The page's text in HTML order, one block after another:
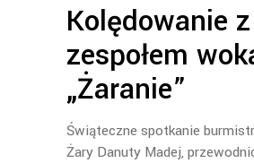
Kolędowanie z
zespołem
„Żaranie”
Świąteczne spotkanie
Żary Danuty Madej,